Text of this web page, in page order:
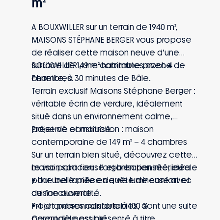
m²
A BOUXWILLER sur un terrain de 1940 m²,
MAISONS STÉPHANE BERGER vous propose
de réaliser cette maison neuve d’une
surface de 149 m² habitables avec 4
chambres.
BOUXWILLER , une commune proche de
Ferrette, à 30 minutes de Bâle.
Terrain exclusif Maisons Stéphane Berger :
véritable écrin de verdure, idéalement
situé dans un environnement calme,
préservé et maitrisé.
Projet de construction : maison
contemporaine de 149 m² – 4 chambres
Sur un terrain bien situé, découvrez cette
maison spacieuse et bien pensée, idéale
pour une famille en quête de confort et
de fonctionnalité.
Le vrai point fort : l’organisation intérieure
• Une belle pièce de vie lumineuse avec
cuisine ouverte
• 4 chambres confortables, dont une suite
Projet personnalisable à 100 %